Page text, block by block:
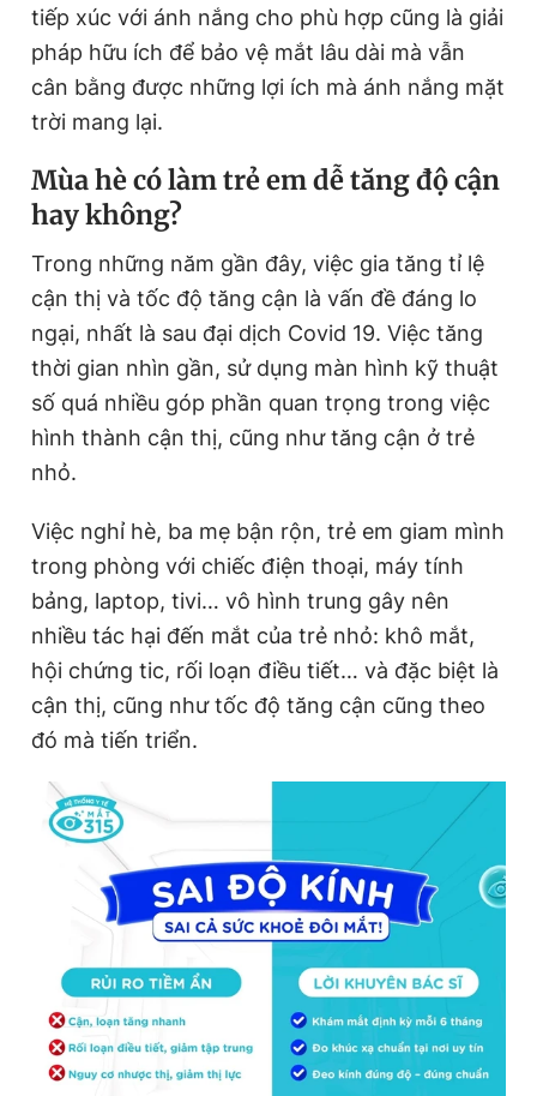
tiếp xúc với ánh nắng cho phù hợp cũng là giải
pháp hữu ích để bảo vệ mắt lâu dài mà vẫn
cân bằng được những lợi ích mà ánh nắng mặt
trời mang lại.
Mùa hè có làm trẻ em dễ tăng độ cận
hay không?
Trong những năm gần đây, việc gia tăng tỉ lệ
cận thị và tốc độ tăng cận là vấn đề đáng lo
ngại, nhất là sau đại dịch Covid 19. Việc tăng
thời gian nhìn gần, sử dụng màn hình kỹ thuật
số quá nhiều góp phần quan trọng trong việc
hình thành cận thị, cũng như tăng cận ở trẻ
nhỏ.
Việc nghỉ hè, ba mẹ bận rộn, trẻ em giam mình
trong phòng với chiếc điện thoại, máy tính
bảng, laptop, tivi… vô hình trung gây nên
nhiều tác hại đến mắt của trẻ nhỏ: khô mắt,
hội chứng tic, rối loạn điều tiết… và đặc biệt là
cận thị, cũng như tốc độ tăng cận cũng theo
đó mà tiến triển.